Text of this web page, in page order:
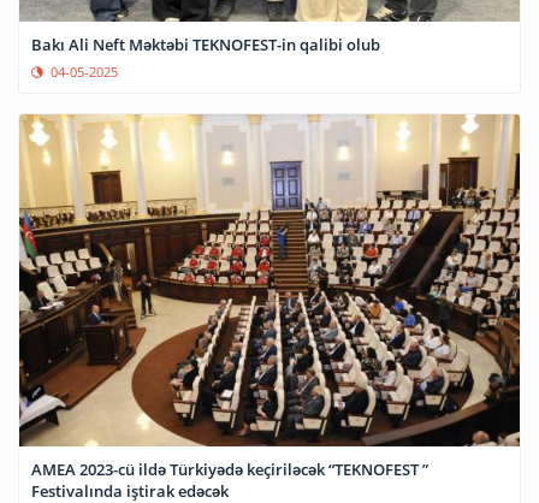
Bakı Ali Neft Məktəbi TEKNOFEST-in qalibi olub
04-05-2025
AMEA 2023-cü ildə Türkiyədə keçiriləcək “TEKNOFEST ”
Festivalında iştirak edəcək